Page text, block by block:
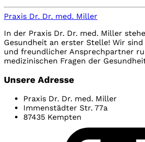
Praxis Dr. Dr. med. Miller
In der Praxis Dr. Dr. med. Miller
Gesundheit an erster Stelle! Wir
und freundlicher Ansprechpartner
medizinischen Fragen der
Unsere Adresse
Praxis Dr. Dr. med. Miller
Immenstädter Str. 77a
87435 Kempten